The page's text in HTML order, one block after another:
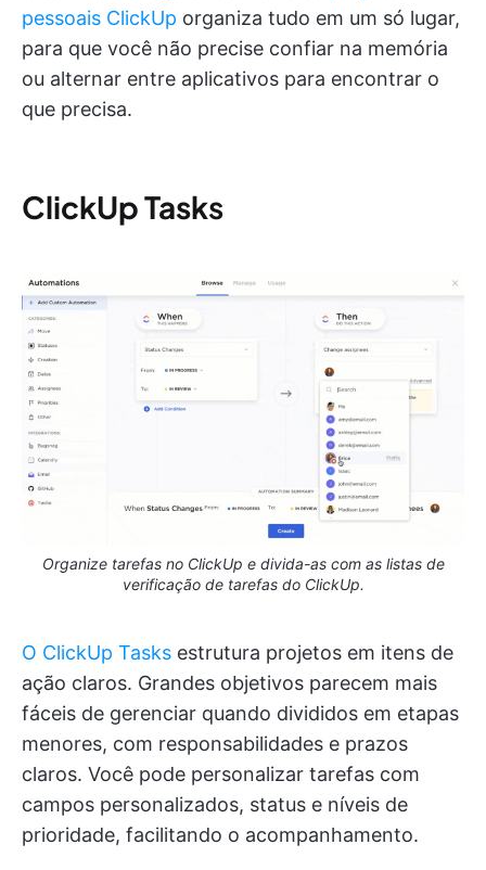
pessoais ClickUp organiza tudo em um só lugar,
para que você não precise confiar na memória
ou alternar entre aplicativos para encontrar o
que precisa.
ClickUp Tasks
Organize tarefas no ClickUp e divida-as com as listas de
verificação de tarefas do ClickUp.
O ClickUp Tasks estrutura projetos em itens de
ação claros. Grandes objetivos parecem mais
fáceis de gerenciar quando divididos em etapas
menores, com responsabilidades e prazos
claros. Você pode personalizar tarefas com
campos personalizados, status e níveis de
prioridade, facilitando o acompanhamento.